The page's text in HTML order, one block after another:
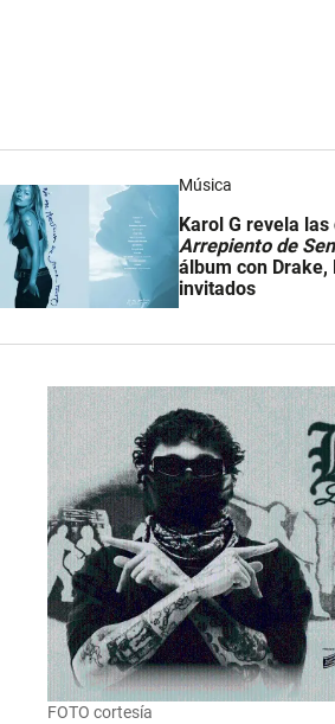
Música
Karol G revela
Arrepiento de
álbum con
invitados
FOTO cortesía